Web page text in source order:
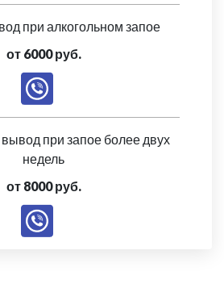
при алкогольном запое
от 6000 руб.
при запое более двух
недель
от 8000 руб.